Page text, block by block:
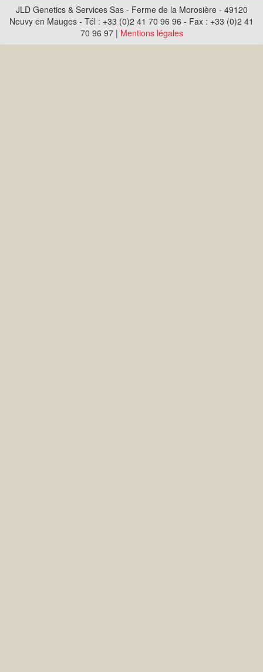
JLD Genetics & Services Sas - Ferme de la Morosière - 49120
Neuvy en Mauges - Tél : +33 (0)2 41 70 96 96 - Fax : +33 (0)2 41
70 96 97 | Mentions légales